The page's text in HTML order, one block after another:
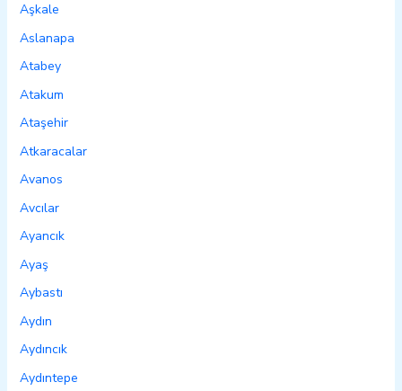
Aşkale
Aslanapa
Atabey
Atakum
Ataşehir
Atkaracalar
Avanos
Avcılar
Ayancık
Ayaş
Aybastı
Aydın
Aydıncık
Aydıntepe